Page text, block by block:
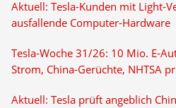
Aktuell: Tesla-Kunden mit Light-
ausfallende Computer-Hardware
Tesla-Woche 31/26: 10 Mio. E-
Strom, China-Gerüchte, NHTSA
Aktuell: Tesla prüft angeblich